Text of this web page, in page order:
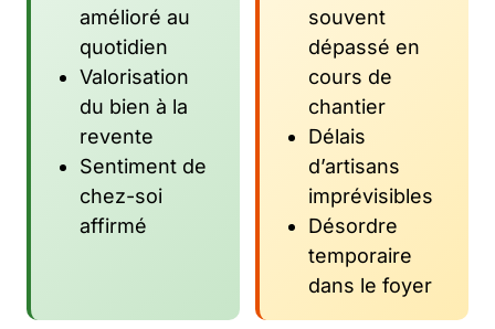
amélioré au
quotidien
Valorisation
du bien à la
revente
Sentiment de
chez-soi
affirmé
souvent
dépassé en
cours de
chantier
Délais
d’artisans
imprévisibles
Désordre
temporaire
dans le foyer